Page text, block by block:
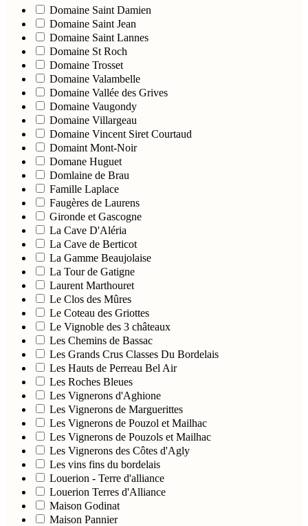
Domaine Saint Damien
Domaine Saint Jean
Domaine Saint Lannes
Domaine St Roch
Domaine Trosset
Domaine Valambelle
Domaine Vallée des Grives
Domaine Vaugondy
Domaine Villargeau
Domaine Vincent Siret Courtaud
Domaint Mont-Noir
Domane Huguet
Domlaine de Brau
Famille Laplace
Faugères de Laurens
Gironde et Gascogne
La Cave D'Aléria
La Cave de Berticot
La Gamme Beaujolaise
La Tour de Gatigne
Laurent Marthouret
Le Clos des Mûres
Le Coteau des Griottes
Le Vignoble des 3 châteaux
Les Chemins de Bassac
Les Grands Crus Classes Du Bordelais
Les Hauts de Perreau Bel Air
Les Roches Bleues
Les Vignerons d'Aghione
Les Vignerons de Marguerittes
Les Vignerons de Pouzol et Mailhac
Les Vignerons de Pouzols et Mailhac
Les Vignerons des Côtes d'Agly
Les vins fins du bordelais
Louerion - Terre d'alliance
Louerion Terres d'Alliance
Maison Godinat
Maison Pannier